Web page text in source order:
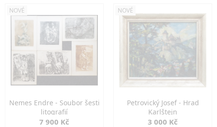
NOVÉ
Nemes Endre - Soubor šesti
litografií
7 900 Kč
NOVÉ
Petrovický Josef - Hrad
Karlštejn
3 000 Kč